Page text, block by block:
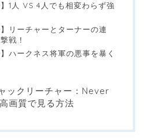
1人 VS 4人でも相変わらず強
リーチャーとターナーの連
戦！
ハークネス将軍の悪事を暴く
ックリーチャー：Never
画質で見る方法